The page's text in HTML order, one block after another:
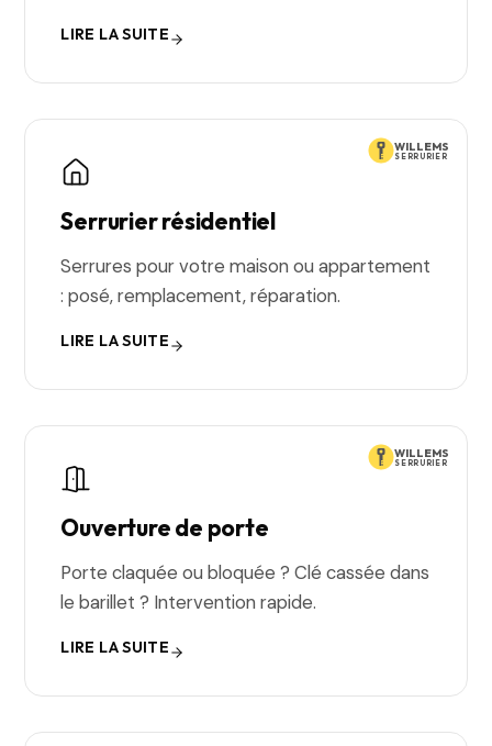
LIRE LA SUITE
WILLEMS
SERRURIER
Serrurier résidentiel
Serrures pour votre maison ou appartement
: posé, remplacement, réparation.
LIRE LA SUITE
WILLEMS
SERRURIER
Ouverture de porte
Porte claquée ou bloquée ? Clé cassée dans
le barillet ? Intervention rapide.
LIRE LA SUITE